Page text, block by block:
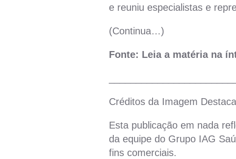
e reuniu especialistas e
(Continua…)
Fonte: Leia a matéria na
Créditos da Imagem
Esta publicação em nada
da equipe do Grupo IAG
fins comerciais.